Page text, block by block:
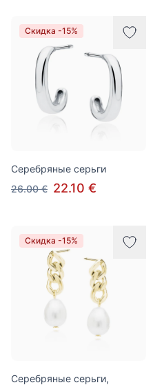
Скидка -15%
Серебряные серьги
26.00 € 22.10 €
Скидка -15%
Серебряные серьги,